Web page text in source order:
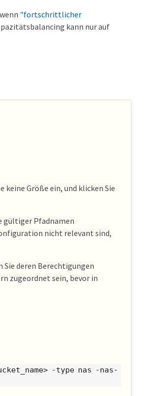
"fortschrittlicher
kann nur auf
keine Größe ein, und klicken Sie
gültiger Pfadnamen
nicht relevant sind,
Sie deren Berechtigungen
zugeordnet sein, bevor in
-type nas -nas-